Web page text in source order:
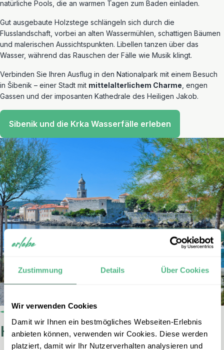
Zustimmung Details Über Cookies
Wir verwenden Cookies
Damit wir Ihnen ein bestmögliches Webseiten-Erlebnis
anbieten können, verwenden wir Cookies. Diese werden
platziert, damit wir Ihr Nutzerverhalten analysieren und
natürliche Pools, die an warmen Tagen zum Baden einladen.
Gut ausgebaute Holzstege schlängeln sich durch die
Flusslandschaft, vorbei an alten Wassermühlen, schattigen Bäumen
und malerischen Aussichtspunkten. Libellen tanzen über das
Wasser, während das Rauschen der Fälle wie Musik klingt.
Verbinden Sie Ihren Ausflug in den Nationalpark mit einem Besuch
in Šibenik – einer Stadt mit mittelalterlichem Charme , engen
Gassen und der imposanten Kathedrale des Heiligen Jakob.
Sibenik und die Krka Wasserfälle erleben
Hvar – Die Sonneninsel